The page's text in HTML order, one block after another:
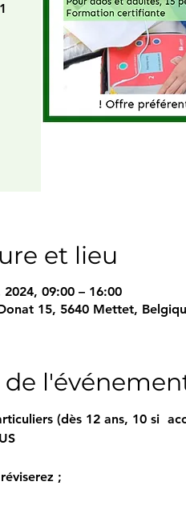
et lieu
2024, 09:00 – 16:00
15, 5640 Mettet,
(dès 12 ans, 10 si
;